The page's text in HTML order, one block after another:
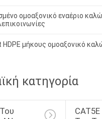
ομοαξονικό εναέριο
HDPE μήκους ομοαξονικό
κατηγορία